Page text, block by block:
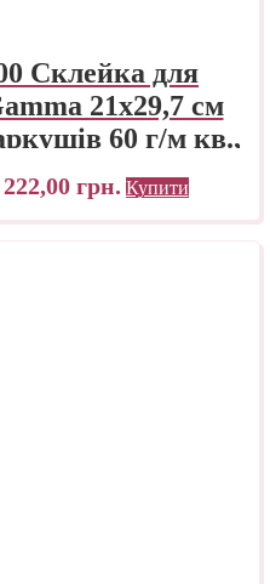
Склейка для
21х29,7 см
60 г/м кв.,
222,00 грн. Купити